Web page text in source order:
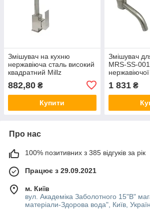
Змішувач на кухню
нержавіюча сталь високий
квадратний Millz
882,80 ₴
Купити
Змішувач
MRS-SS-
виливом та
1 831₴
Про нас
100% позитивних з 385 відгуків за рік
Працює з 29.09.2021
м. Київ
вул. Академіка Заболотного 15"В"
матеріали-Здорова вода", Київ,